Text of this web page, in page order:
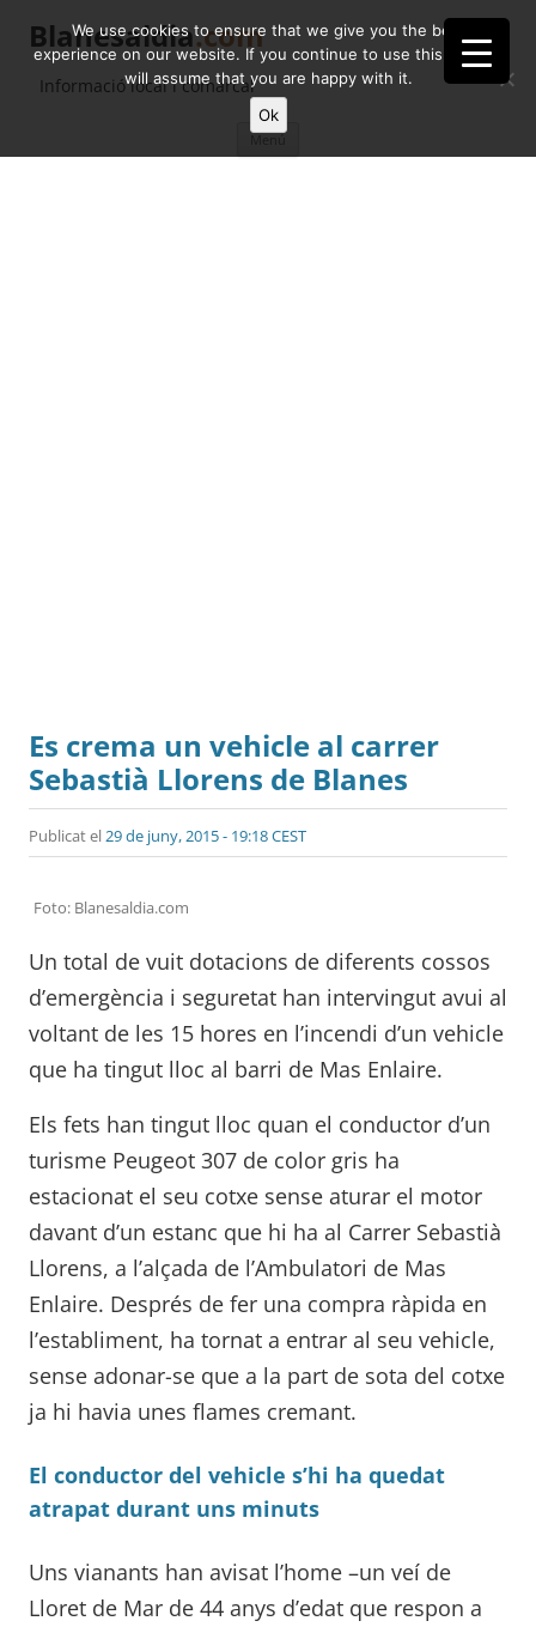
Blanesaldia.com
Informació local i comarcal
contingut
Es crema un vehicle al carrer
Sebastià Llorens de Blanes
Publicat el29 de juny, 2015 - 19:18 CEST
Foto: Blanesaldia.com
Un total de vuit dotacions de diferents cossos
d’emergència i seguretat han intervingut avui al
voltant de les 15 hores en l’incendi d’un vehicle
que ha tingut lloc al barri de Mas Enlaire.
Els fets han tingut lloc quan el conductor d’un
turisme Peugeot 307 de color gris ha
estacionat el seu cotxe sense aturar el motor
davant d’un estanc que hi ha al Carrer Sebastià
Llorens, a l’alçada de l’Ambulatori de Mas
Enlaire. Després de fer una compra ràpida en
l’establiment, ha tornat a entrar al seu vehicle,
sense adonar-se que a la part de sota del cotxe
ja hi havia unes flames cremant.
El conductor del vehicle s’hi ha quedat
atrapat durant uns minuts
Uns vianants han avisat l’home –un veí de
Lloret de Mar de 44 anys d’edat que respon a
We use cookies to ensure that we give you the best
experience on our website. If you continue to use this site we
will assume that you are happy with it.
Ok